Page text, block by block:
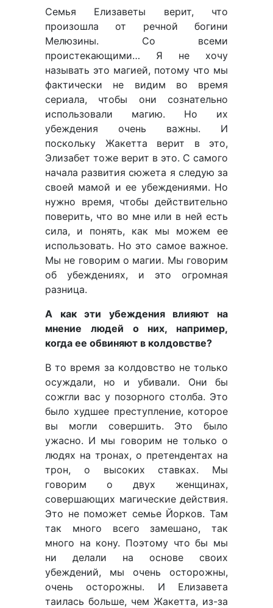
Семья Елизаветы верит, что
произошла от речной богини
Мелюзины. Со всеми
проистекающими… Я не хочу
называть это магией, потому что мы
фактически не видим во время
сериала, чтобы они сознательно
использовали магию. Но их
убеждения очень важны. И
поскольку Жакетта верит в это,
Элизабет тоже верит в это. С самого
начала развития сюжета я следую за
своей мамой и ее убеждениями. Но
нужно время, чтобы действительно
поверить, что во мне или в ней есть
сила, и понять, как мы можем ее
использовать. Но это самое важное.
Мы не говорим о магии. Мы говорим
об убеждениях, и это огромная
разница.
А как эти убеждения влияют на
мнение людей о них, например,
когда ее обвиняют в колдовстве?
В то время за колдовство не только
осуждали, но и убивали. Они бы
сожгли вас у позорного столба. Это
было худшее преступление, которое
вы могли совершить. Это было
ужасно. И мы говорим не только о
людях на тронах, о претендентах на
трон, о высоких ставках. Мы
говорим о двух женщинах,
совершающих магические действия.
Это не поможет семье Йорков. Там
так много всего замешано, так
много на кону. Поэтому что бы мы
ни делали на основе своих
убеждений, мы очень осторожны,
очень осторожны. И Елизавета
таилась больше, чем Жакетта, из-за